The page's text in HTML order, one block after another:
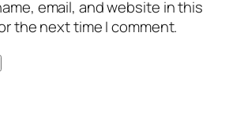
email, and website in this
the next time I comment.